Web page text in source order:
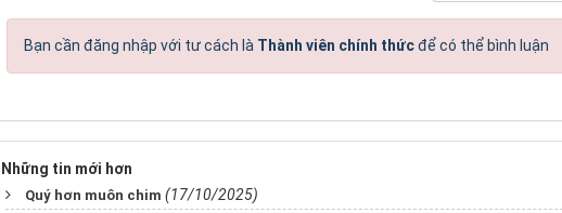
Bạn cần đăng nhập với tư cách là Thành viên chính thứcđể có thể bình luận
Những tin mới hơn
Quý hơn muôn chim (17/10/2025)